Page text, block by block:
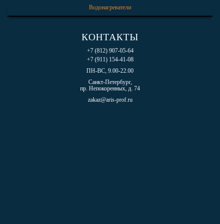
Водонагреватели
КОНТАКТЫ
+7 (812) 907-05-64
+7 (911) 154-41-08
ПН-ВС, 9.00-22.00
Санкт-Петербург,
пр. Непокоренных, д. 74
zakaz@aris-prof.ru